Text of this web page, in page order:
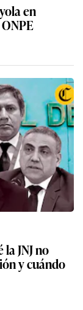
en
JNJ no
y cuándo